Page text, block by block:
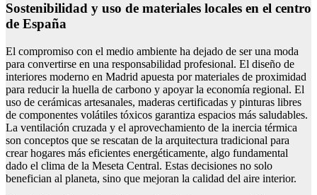
Sostenibilidad y uso de materiales locales en el centro
de España
El compromiso con el medio ambiente ha dejado de ser una moda
para convertirse en una responsabilidad profesional. El diseño de
interiores moderno en Madrid apuesta por materiales de proximidad
para reducir la huella de carbono y apoyar la economía regional. El
uso de cerámicas artesanales, maderas certificadas y pinturas libres
de componentes volátiles tóxicos garantiza espacios más saludables.
La ventilación cruzada y el aprovechamiento de la inercia térmica
son conceptos que se rescatan de la arquitectura tradicional para
crear hogares más eficientes energéticamente, algo fundamental
dado el clima de la Meseta Central. Estas decisiones no solo
benefician al planeta, sino que mejoran la calidad del aire interior.